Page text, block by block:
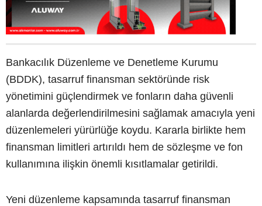
Bankacılık Düzenleme ve Denetleme Kurumu
(BDDK), tasarruf finansman sektöründe risk
yönetimini güçlendirmek ve fonların daha güvenli
alanlarda değerlendirilmesini sağlamak amacıyla yeni
düzenlemeleri yürürlüğe koydu. Kararla birlikte hem
finansman limitleri artırıldı hem de sözleşme ve fon
kullanımına ilişkin önemli kısıtlamalar getirildi.
Yeni düzenleme kapsamında tasarruf finansman